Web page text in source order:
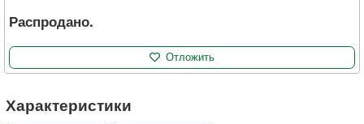
Характеристики
Распродано.
Отложить